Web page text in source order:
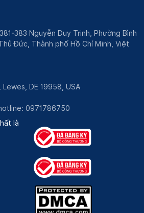
383 Nguyễn Duy Trinh, Phường Bình
Đức, Thành phố Hồ Chí Minh, Việt
DE 19958, USA
0971786750
là